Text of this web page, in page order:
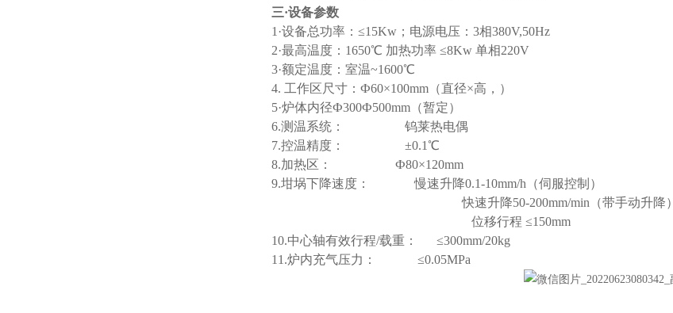
三·设备参数
1·设备总功率：≤15Kw；电源电压：3相380V,50Hz
2·最高温度：1650℃ 加热功率 ≤8Kw 单相220V
3·额定温度：室温~1600℃
4. 工作区尺寸：Ф60×100mm（直径×高，）
5·炉体内径Ф300Ф500mm（暂定）
6.测温系统： 钨莱热电偶
7.控温精度： ±0.1℃
8.加热区： Ф80×120mm
9.坩埚下降速度：
慢速升降0.1-10mm/h（伺服控制）
快速升降50-200mm/min（带手动升降）
位移行程 ≤150mm
10.中心轴有效行程/载重： ≤300mm/20kg
11.炉内充气压力： ≤0.05MPa